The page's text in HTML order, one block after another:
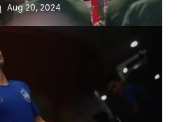
Aug 20, 2024